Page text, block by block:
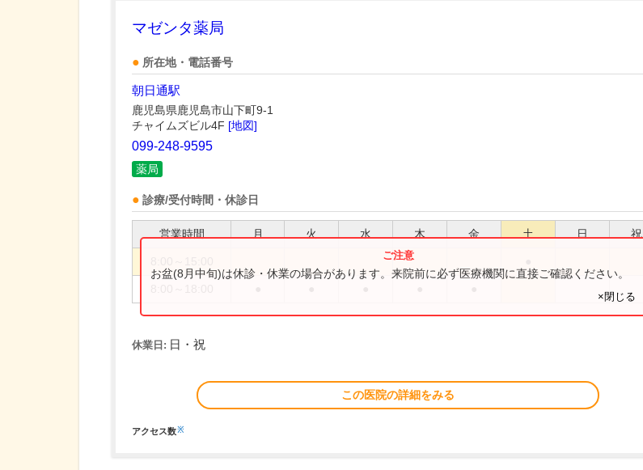
マゼンタ薬局
所在地・電話番号
朝日通駅
鹿児島県鹿児島市山下町9-1
チャイムズビル4F [地図]
099-248-9595
薬局
診療/受付時間・休診日
営業時間 月 火 水 木 金 土 日 祝
お盆(8月中旬)は休診・休業の場合があります。来院前に必ず医療機関に直接ご確認ください。
×閉じる
休業日: 日・祝
この医院の詳細をみる
アクセス数※